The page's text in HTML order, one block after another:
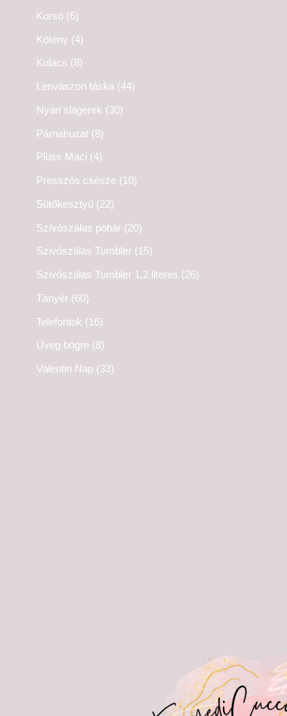
Korsó (6)
Kötény (4)
Kulacs (8)
Lenvászon táska (44)
Nyári slágerek (30)
Párnahuzat (8)
Plüss Maci (4)
Presszós csésze (10)
Sütőkesztyű (22)
Szívószálas pohár (20)
Szivószálas Tumbler (15)
Szivószálas Tumbler 1,2 literes (26)
Tányér (60)
Telefontok (16)
Üveg bögre (8)
Valentin Nap (33)